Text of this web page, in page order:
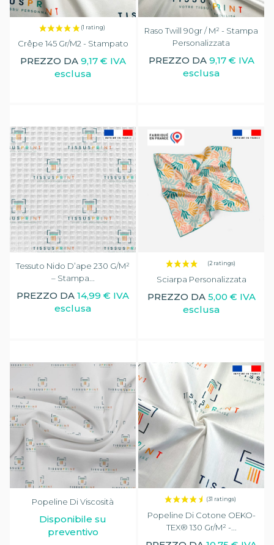
Crêpe 145 Gr/m2 - Stampato
PREZZO DA 9,17 € IVA
esclusa
Raso Twill 90gr / M² - Stampa
Personalizzata
PREZZO DA 9,17 € IVA
esclusa
Tessuto Nido D’ape 230 G/m²
– Stampa...
PREZZO DA 14,99 € IVA
esclusa
Sciarpa Personalizzata
PREZZO DA 5,00 € IVA
esclusa
Popeline Di Viscosità
Disponibile su
preventivo
Popeline Di Cotone OEKO-
TEX® 130 Gr/m² -...